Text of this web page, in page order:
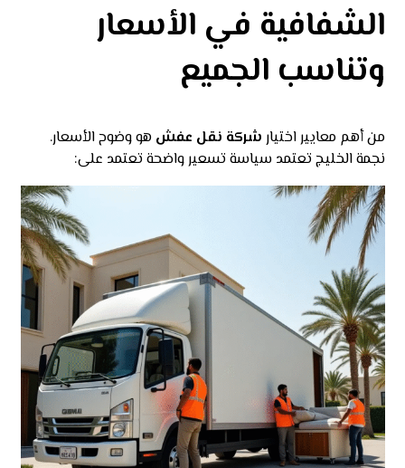
الشفافية في الأسعار
وتناسب الجميع
من أهم معايير اختيار شركة نقل عفش هو وضوح الأسعار.
نجمة الخليج تعتمد سياسة تسعير واضحة تعتمد على: